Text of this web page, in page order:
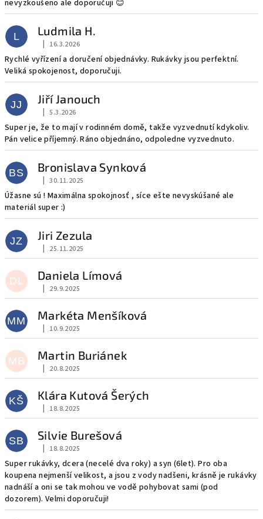
c
e
n
í
nevyzkoušeno ale doporučuji 😊
L Ludmila H.
Hodnocení obchodu je 5 z 5 hvězdiček.
16.3.2026
Rychlé vyřízení a doručení objednávky. Rukávky jsou perfektní.
Veliká spokojenost, doporučuji.
JJ Jiří Janouch
Hodnocení obchodu je 5 z 5 hvězdiček.
5.3.2026
Super je, že to mají v rodinném domě, takže vyzvednutí kdykoliv.
Pán velice příjemný. Ráno objednáno, odpoledne vyzvednuto.
BS Bronislava Synková
Hodnocení obchodu je 5 z 5 hvězdiček.
30.11.2025
Úžasne sú ! Maximálna spokojnosť , síce ešte nevyskúšané ale
materiál super :)
JZ Jiri Zezula
Hodnocení obchodu je 5 z 5 hvězdiček.
25.11.2025
DL Daniela Límová
Hodnocení obchodu je 5 z 5 hvězdiček.
29.9.2025
MM Markéta Menšíková
Hodnocení obchodu je 5 z 5 hvězdiček.
10.9.2025
MB Martin Buriánek
Hodnocení obchodu je 5 z 5 hvězdiček.
20.8.2025
KŠ Klára Kutová Šerých
Hodnocení obchodu je 5 z 5 hvězdiček.
18.8.2025
SB Silvie Burešová
Hodnocení obchodu je 5 z 5 hvězdiček.
18.8.2025
Super rukávky, dcera (necelé dva roky) a syn (6let). Pro oba
koupena nejmenší velikost, a jsou z vody nadšeni, krásně je rukávky
nadnáší a oni se tak mohou ve vodě pohybovat sami (pod
dozorem). Velmi doporučuji!